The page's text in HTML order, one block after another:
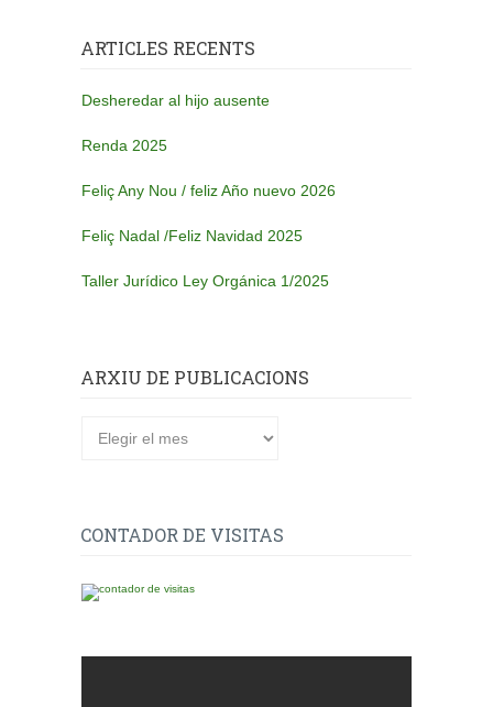
ARTICLES RECENTS
Desheredar al hijo ausente
Renda 2025
Feliç Any Nou / feliz Año nuevo 2026
Feliç Nadal /Feliz Navidad 2025
Taller Jurídico Ley Orgánica 1/2025
ARXIU DE PUBLICACIONS
CONTADOR DE VISITAS